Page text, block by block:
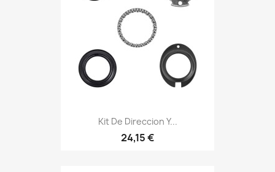
Kit De Direccion Y...
24,15 €